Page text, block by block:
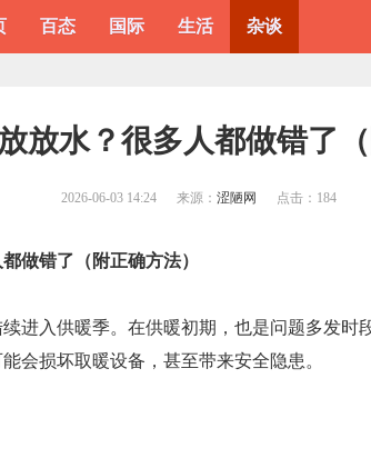
百态 国际 生活 杂谈
放水？很多人都做错了（
2026-06-03 14:24 来源： 涩陋网 点击： 184
做错了（附正确方法）
进入供暖季。在供暖初期，也是问题多发时
会损坏取暖设备，甚至带来安全隐患。